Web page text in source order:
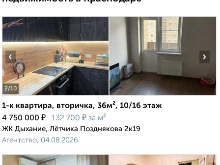
2/10
‹ ›
1-к квартира, вторичка, 36м², 10/16 этаж
4 750 000 ₽ 132 700 ₽ за м²
ЖК Дыхание, Лётчика Позднякова 2к19
Агентство, 04.08.2026